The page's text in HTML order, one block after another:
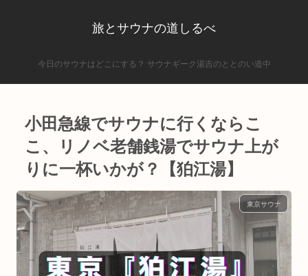
旅とサウナの道しるべ
今日のサウナはどこにする？ サウナギーク湯吉のととのい道中
小田急線でサウナに行くならこ
こ、リノベ老舗銭湯でサウナ上が
りに一杯いかが？【狛江湯】
東京サウナ